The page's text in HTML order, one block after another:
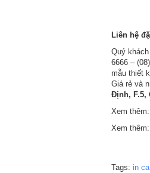
Liên hệ
Quý
6666 –
mẫu thiết
Giá rẻ và
Định, F.5,
Xem thêm:
Xem thêm:
Tags: in